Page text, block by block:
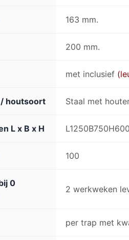
163 mm.
200 mm.
met inclusief
houtsoort Staal met
L x B x H L1250B750H600
100
0
2 werkweken
per trap met